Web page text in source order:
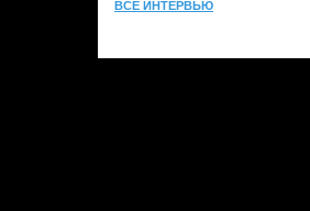
ВСЕ ИНТЕРВЬЮ